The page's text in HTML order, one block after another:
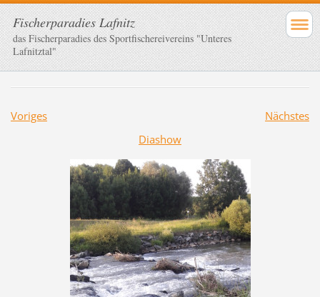
Fischerparadies Lafnitz
das Fischerparadies des Sportfischereivereins "Unteres
Lafnitztal"
Voriges
Nächstes
Diashow